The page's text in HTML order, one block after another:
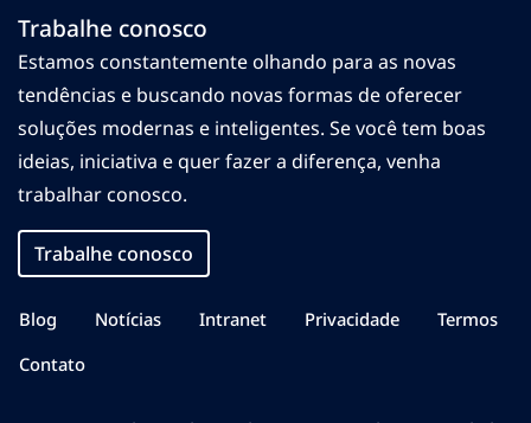
Trabalhe conosco
Estamos constantemente olhando para as novas
tendências e buscando novas formas de oferecer
soluções modernas e inteligentes. Se você tem boas
ideias, iniciativa e quer fazer a diferença, venha
trabalhar conosco.
Trabalhe conosco
Blog Notícias Intranet Privacidade
Termos
Contato